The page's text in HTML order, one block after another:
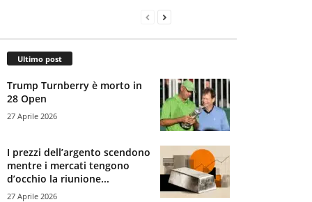
Ultimo post
Trump Turnberry è morto in
28 Open
27 Aprile 2026
I prezzi dell’argento scendono
mentre i mercati tengono
d’occhio la riunione...
27 Aprile 2026